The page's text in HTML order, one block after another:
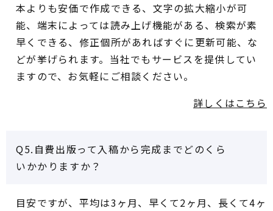
本よりも安価で作成できる、文字の拡大縮小が可
能、端末によっては読み上げ機能がある、検索が素
早くできる、修正個所があればすぐに更新可能、な
どが挙げられます。当社でもサービスを提供してい
ますので、お気軽にご相談ください。
詳しくはこちら
Q5.自費出版って入稿から完成までどのくら
いかかりますか？
目安ですが、平均は3ヶ月、早くて2ヶ月、長くて4ヶ